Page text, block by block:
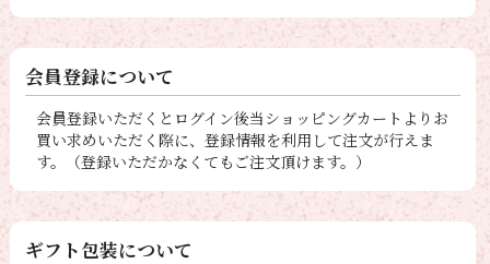
会員登録について
会員登録いただくとログイン後当ショッピングカートよりお
買い求めいただく際に、登録情報を利用して注文が行えま
す。（登録いただかなくてもご注文頂けます。）
ギフト包装について